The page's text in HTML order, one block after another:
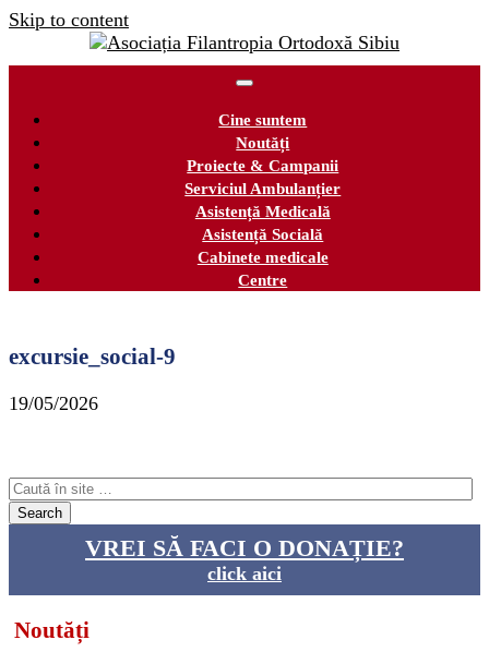
Skip to content
Cine suntem
Noutăți
Proiecte & Campanii
Serviciul Ambulanțier
Asistență Medicală
Asistență Socială
Cabinete medicale
Centre
excursie_social-9
19/05/2026
VREI SĂ FACI O DONAȚIE?
click aici
Noutăți